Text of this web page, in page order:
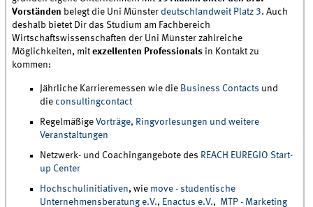
Vorständen belegt die Uni Münster deutschlandweit Platz 3. Auch
deshalb bietet Dir das Studium am Fachbereich
Wirtschaftswissenschaften der Uni Münster zahlreiche
Möglichkeiten, mitexzellenten Professionals in Kontakt zu
kommen:
Jährliche Karrieremessen wie die Business Contacts und
die consultingcontact
RegelmäßigeVorträge, Ringvorlesungen und weitere
Veranstaltungen
Netzwerk- und Coachingangebote des REACH EUREGIO Start-
up Center
Hochschulinitiativen, wie move - studentische
Unternehmensberatung e.V., Enactus e.V., MTP - Marketing